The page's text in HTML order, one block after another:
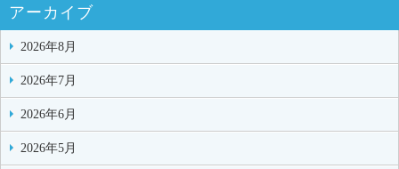
アーカイブ
2026年8月
2026年7月
2026年6月
2026年5月